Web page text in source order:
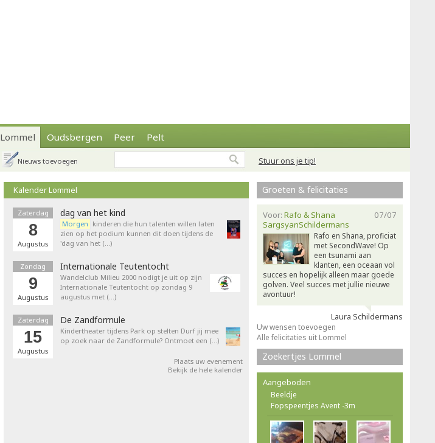
Lommel Oudsbergen Peer Pelt
Stuur ons je tip!
Nieuws toevoegen
Kalender Lommel
Zaterdag
8
Augustus
dag van het kind
Morgen kinderen die hun talenten willen laten
zien op het podium kunnen dit doen tijdens de
'dag van het (…)
Zondag
9
Augustus
Internationale Teutentocht
Wandelclub Milieu 2000 nodigt je uit op zijn
Internationale Teutentocht op zondag 9
augustus met (…)
Zaterdag
15
Augustus
De Zandformule
Kindertheater tijdens Park op stelten Durf jij mee
op zoek naar de Zandformule? Ontmoet een (…)
Plaats uw evenement
Bekijk de hele kalender
Groeten & felicitaties
07/07
Voor: Rafo & Shana
SargsyanSchildermans
Rafo en Shana, proficiat
met SecondWave! Op
een tsunami aan
klanten, een oceaan vol
succes en hopelijk alleen maar goede
golven. Veel succes met jullie nieuwe
avontuur!
Laura Schildermans
Uw wensen toevoegen
Alle felicitaties uit Lommel
Zoekertjes Lommel
Aangeboden
Beeldje
Fopspeentjes Avent -3m